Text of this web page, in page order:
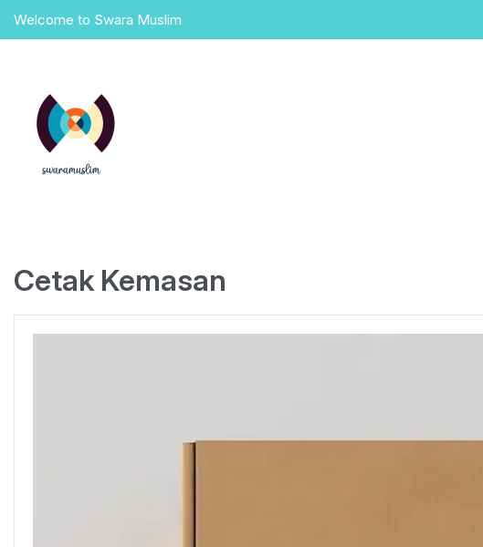
Welcome to Swara Muslim
Cetak Kemasan